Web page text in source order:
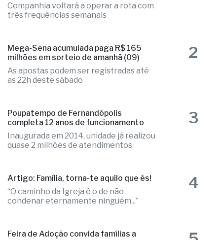
Companhia voltará a operar a rota com
três frequências semanais
Mega-Sena acumulada paga R$ 165
milhões em sorteio de amanhã (09)
As apostas podem ser registradas até
as 22h deste sábado
2
Poupatempo de Fernandópolis
completa 12 anos de funcionamento
Inaugurada em 2014, unidade já realizou
quase 2 milhões de atendimentos
3
Artigo: Família, torna-te aquilo que és!
“O caminho da Igreja é o de não
condenar eternamente ninguém...”
4
Feira de Adoção convida famílias a